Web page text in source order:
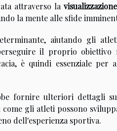
attraverso lavisualizzazione
la mente alle sfide
aiutando gli
il proprio obiettivo
è quindi essenziale per
fornire ulteriori dettagli
gli atleti possono
dell'esperienza sportiva.